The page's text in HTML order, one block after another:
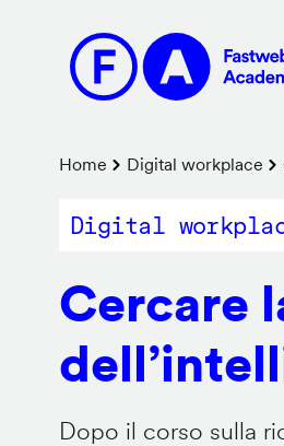
contenuto
principale
Briciole
di
Home Digital workplace
Digital
Cercare
Dopo il corso sulla